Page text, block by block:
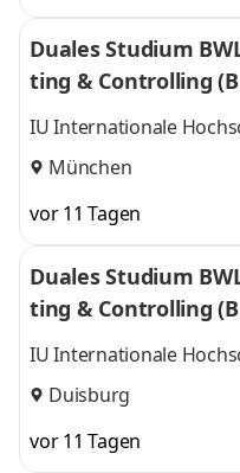
Duales Studium
ting & Controlling
uell
IU Internationale
München
vor 11 Tagen
Duales Studium
ting & Controlling
uell
IU Internationale
Duisburg
vor 11 Tagen